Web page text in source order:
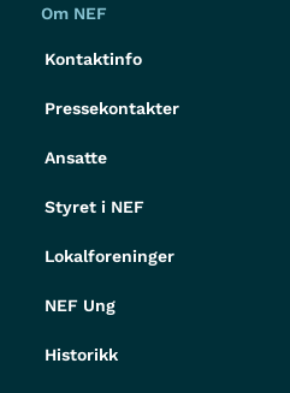
Om NEF
Kontaktinfo
Pressekontakter
Ansatte
Styret i NEF
Lokalforeninger
NEF Ung
Historikk